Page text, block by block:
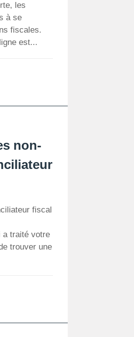
les
à se
fiscales.
est...
non-
fiscal
a traité votre
trouver une